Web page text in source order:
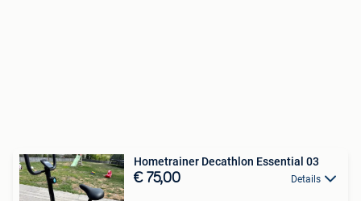
Hometrainer Decathlon Essential 03
€ 75,00 Details